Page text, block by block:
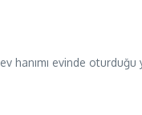
hanımı evinde